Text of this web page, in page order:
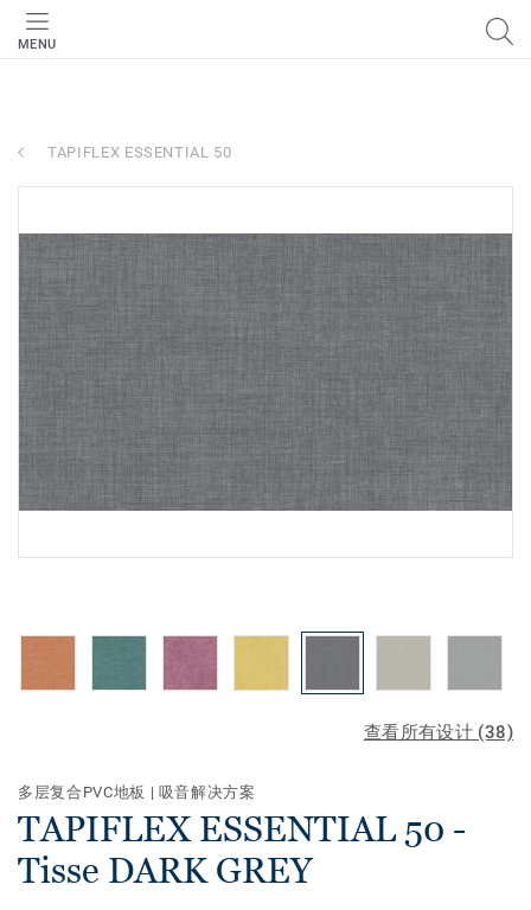
MENU
TAPIFLEX ESSENTIAL 50
查看所有设计 (38)
多层复合PVC地板 | 吸音解决方案
TAPIFLEX ESSENTIAL 50 -
Tisse DARK GREY